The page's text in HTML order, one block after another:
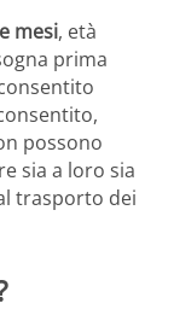
mesi, età
prima
possono
sia a loro sia
trasporto dei